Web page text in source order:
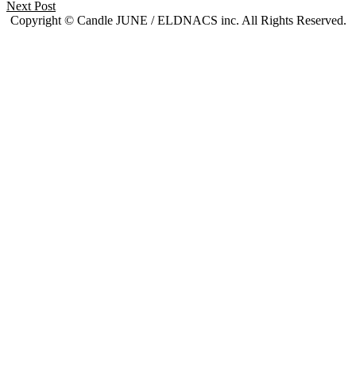
Next Post
Copyright © Candle JUNE / ELDNACS inc. All Rights Reserved.